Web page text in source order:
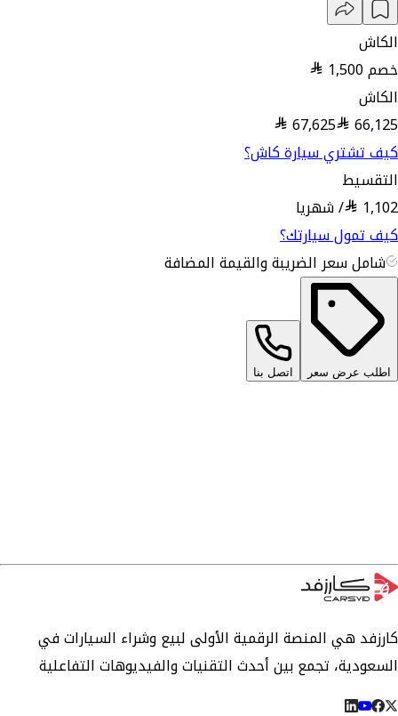
الكاش
خصم1,500
الكاش
66,125
67,625
كيف تشتري سيارة كاش؟
التقسيط
1,102
/شهريا
كيف تمول سيارتك؟
شامل سعر الضريبة والقيمة المضافة
اطلب عرض سعر اتصل بنا
كارزفد هي المنصة الرقمية الأولى لبيع وشراء السيارات في
السعودية، تجمع بين أحدث التقنيات والفيديوهات التفاعلية